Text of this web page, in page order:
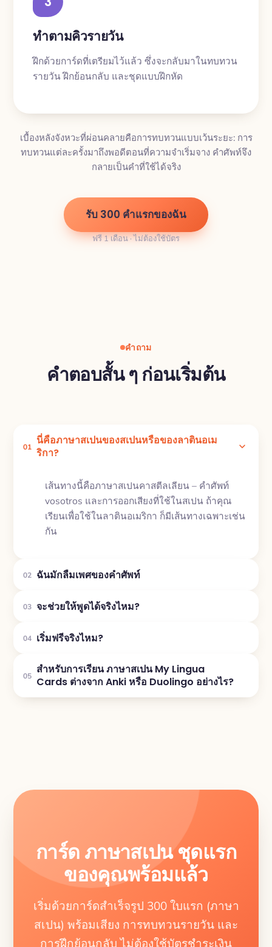
ทำตามคิวรายวัน
ฝึกด้วยการ์ดที่เตรียมไว้แล้ว ซึ่งจะกลับมาในทบทวน
รายวัน ฝึกย้อนกลับ และชุดแบบฝึกหัด
เบื้องหลังจังหวะที่ผ่อนคลายคือการทบทวนแบบเว้นระยะ: การ
ทบทวนแต่ละครั้งมาถึงพอดีตอนที่ความจำเริ่มจาง คำศัพท์จึง
กลายเป็นคำที่ใช้ได้จริง
รับ 300 คำแรกของฉัน
ฟรี 1 เดือน · ไม่ต้องใช้บัตร
คำถาม
คำตอบสั้น ๆ ก่อนเริ่มต้น
01 นี่คือภาษาสเปนของสเปนหรือของลาตินอเม
ริกา?
เส้นทางนี้คือภาษาสเปนคาสตีลเลียน – คำศัพท์
vosotros และการออกเสียงที่ใช้ในสเปน ถ้าคุณ
เรียนเพื่อใช้ในลาตินอเมริกา ก็มีเส้นทางเฉพาะเช่น
กัน
02 ฉันมักลืมเพศของคำศัพท์
03 จะช่วยให้พูดได้จริงไหม?
04 เริ่มฟรีจริงไหม?
05 สำหรับการเรียน ภาษาสเปน My Lingua
Cards ต่างจาก Anki หรือ Duolingo อย่างไร?
การ์ด ภาษาสเปน ชุดแรก
ของคุณพร้อมแล้ว
เริ่มด้วยการ์ดสำเร็จรูป 300 ใบแรก (ภาษา
สเปน) พร้อมเสียง การทบทวนรายวัน และ
การฝึกย้อนกลับ ไม่ต้องใช้บัตรชำระเงิน